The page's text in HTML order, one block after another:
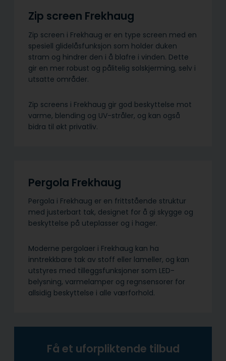
Zip screen Frekhaug
Zip screen i Frekhaug er en type screen med en
spesiell glidelåsfunksjon som holder duken
stram og hindrer den i å blafre i vinden. Dette
gir en mer robust og pålitelig solskjerming, selv i
utsatte områder.
Zip screens i Frekhaug gir god beskyttelse mot
varme, blending og UV-stråler, og kan også
bidra til økt privatliv.
Pergola Frekhaug
Pergola i Frekhaug er en frittstående struktur
med justerbart tak, designet for å gi skygge og
beskyttelse på uteplasser og i hager.
Moderne pergolaer i Frekhaug kan ha
inntrekkbare tak av stoff eller lameller, og kan
utstyres med tilleggsfunksjoner som LED-
belysning, varmelamper og regnsensorer for
allsidig beskyttelse i alle værforhold.
Få et uforpliktende tilbud